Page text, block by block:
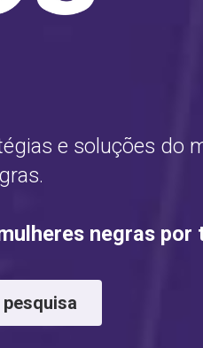
e soluções do
negras por